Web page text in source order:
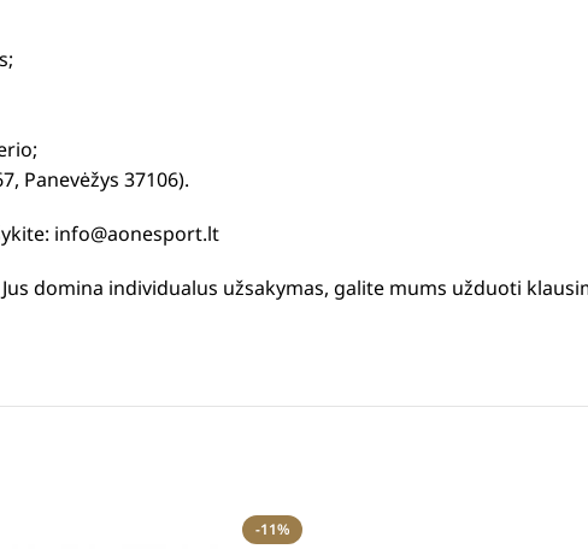
Panevėžys 37106).
info@aonesport.lt
domina individualus užsakymas, galite mums užduoti
-11%